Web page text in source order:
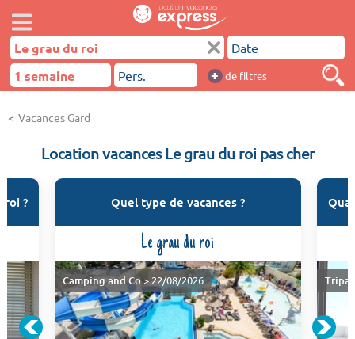
+ de filtres
Vacances Gard
Location vacances Le grau du roi pas cher
roi ? Quel type de vacances ?
Le grau du roi
Camping and Co> 22/08/2026